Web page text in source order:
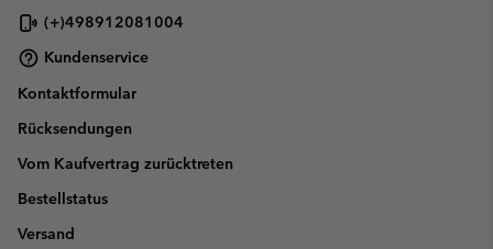
(+)498912081004
Kundenservice
Kontaktformular
Rücksendungen
Vom Kaufvertrag zurücktreten
Bestellstatus
Versand